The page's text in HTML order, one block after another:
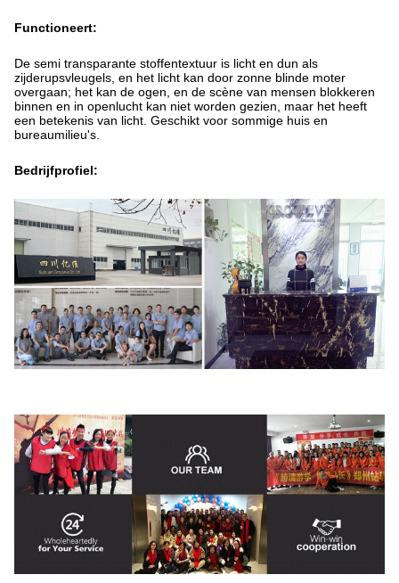
Functioneert:
De semi transparante stoffentextuur is licht en dun als
zijderupsvleugels, en het licht kan door zonne blinde moter
overgaan; het kan de ogen, en de scène van mensen blokkeren
binnen en in openlucht kan niet worden gezien, maar het heeft
een betekenis van licht. Geschikt voor sommige huis en
bureaumilieu's.
Bedrijfprofiel: